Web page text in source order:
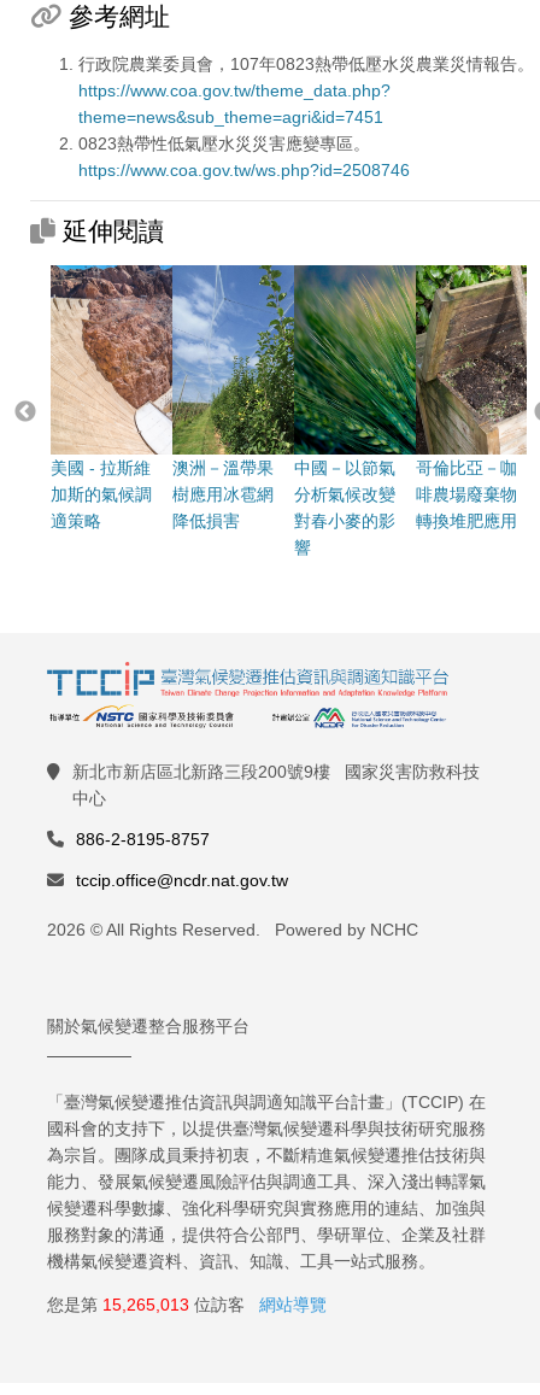
參考網址
行政院農業委員會，107年0823熱帶低壓水災農業災情報告。
https://www.coa.gov.tw/theme_data.php?
theme=news&sub_theme=agri&id=7451
0823熱帶性低氣壓水災災害應變專區。
https://www.coa.gov.tw/ws.php?id=2508746
延伸閱讀
美國 - 拉斯維
加斯的氣候調
適策略
澳洲－溫帶果
樹應用冰雹網
降低損害
中國－以節氣
分析氣候改變
對春小麥的影
響
哥倫比亞－咖
啡農場廢棄物
轉換堆肥應用
新北市新店區北新路三段200號9樓 國家災害防救科技
中心
886-2-8195-8757
tccip.office@ncdr.nat.gov.tw
2026 © All Rights Reserved. Powered by NCHC
關於氣候變遷整合服務平台
「臺灣氣候變遷推估資訊與調適知識平台計畫」(TCCIP) 在
國科會的支持下，以提供臺灣氣候變遷科學與技術研究服務
為宗旨。團隊成員秉持初衷，不斷精進氣候變遷推估技術與
能力、發展氣候變遷風險評估與調適工具、深入淺出轉譯氣
候變遷科學數據、強化科學研究與實務應用的連結、加強與
服務對象的溝通，提供符合公部門、學研單位、企業及社群
機構氣候變遷資料、資訊、知識、工具一站式服務。
您是第 15,265,013 位訪客 網站導覽